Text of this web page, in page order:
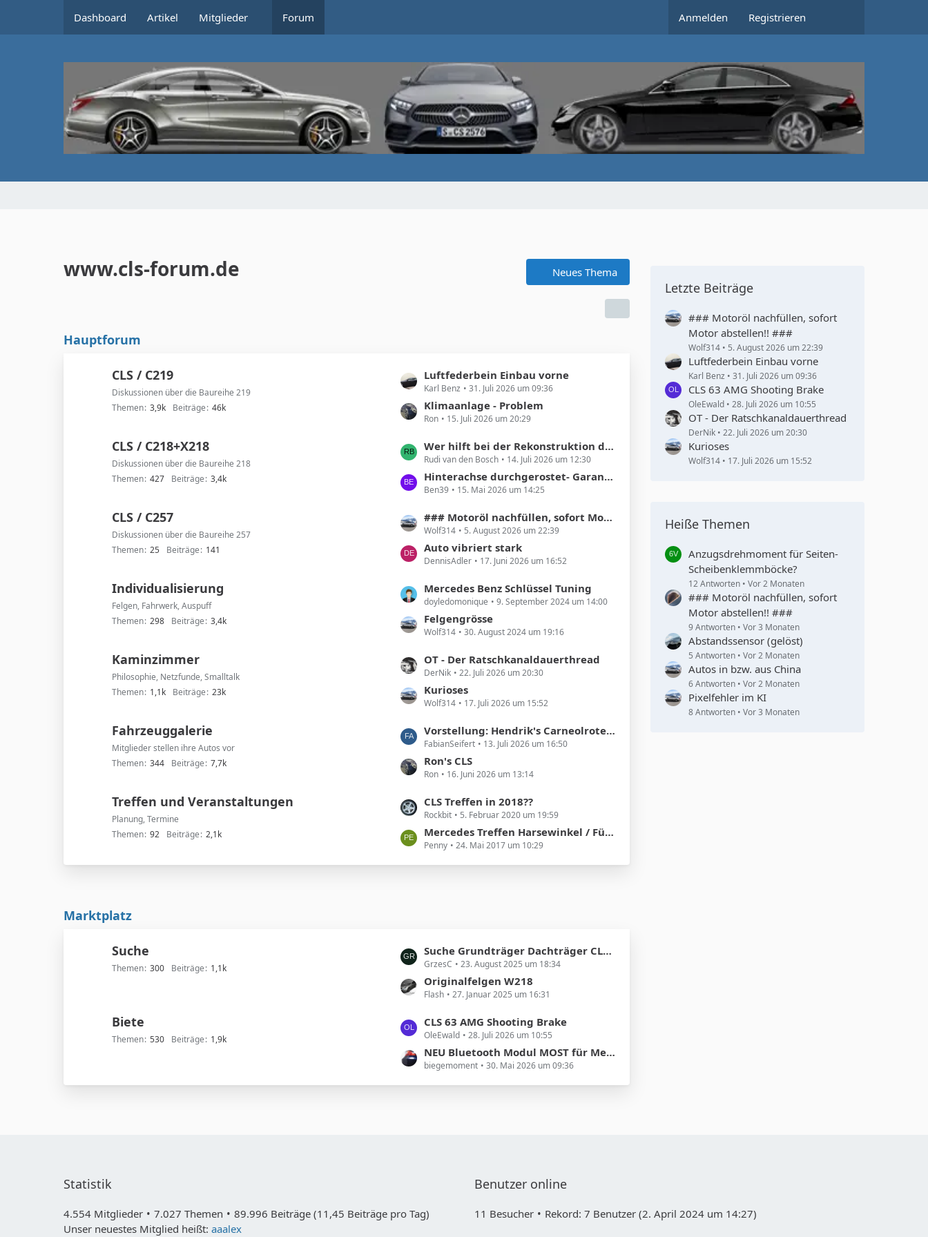
Dashboard Artikel Mitglieder Forum Anmelden Registrieren
www.cls-forum.de Neues Thema
Hauptforum
CLS / C219
Diskussionen über die Baureihe 219
Themen 3,9k Beiträge 46k
L
e
t
z
e
e
r
g
Luftfederbein Einbau vorne
Karl Benz 31. Juli 2026 um 09:36
Klimaanlage - Problem
Ron 15. Juli 2026 um 20:29
CLS / C218+X218
Diskussionen über die Baureihe 218
Themen 427 Beiträge 3,4k
L
e
t
z
e
e
r
g
Wer hilft bei der Rekonstruktion der Produktionszahlen des Mercedes X218 Shooting Brake?
Rudi van den Bosch 14. Juli 2026 um 12:30
Hinterachse durchgerostet- Garantie?
Ben39 15. Mai 2026 um 14:25
CLS / C257
Diskussionen über die Baureihe 257
Themen 25 Beiträge 141
L
e
t
z
e
e
r
g
### Motoröl nachfüllen, sofort Motor abstellen!! ###
Wolf314 5. August 2026 um 22:39
Auto vibriert stark
DennisAdler 17. Juni 2026 um 16:52
Individualisierung
Felgen, Fahrwerk, Auspuff
Themen 298 Beiträge 3,4k
L
e
t
z
e
e
r
g
Mercedes Benz Schlüssel Tuning
doyledomonique 9. September 2024 um 14:00
Felgengrösse
Wolf314 30. August 2024 um 19:16
Kaminzimmer
Philosophie, Netzfunde, Smalltalk
Themen 1,1k Beiträge 23k
L
e
t
z
e
e
r
g
OT - Der Ratschkanaldauerthread
DerNik 22. Juli 2026 um 20:30
Kurioses
Wolf314 17. Juli 2026 um 15:52
Fahrzeuggalerie
Mitglieder stellen ihre Autos vor
Themen 344 Beiträge 7,7k
L
e
t
z
e
e
t
Vorstellung: Hendrik's Carneolroter CLS 300
FabianSeifert 13. Juli 2026 um 16:50
Ron's CLS
Ron 16. Juni 2026 um 13:14
Treffen und Veranstaltungen
Planung, Termine
Themen 92 Beiträge 2,1k
L
e
t
z
t
r
ä
g
e
CLS Treffen in 2018??
Rockbit 5. Februar 2020 um 19:59
Mercedes Treffen Harsewinkel / Füchtorf am 01. Juli 2017 – 2. meet and greet a star
Penny 24. Mai 2017 um 10:29
Marktplatz
Suche
Themen 300 Beiträge 1,1k
L
e
t
z
e
e
t
Suche Grundträger Dachträger CLS Shooting Brake
GrzesC 23. August 2025 um 18:34
Originalfelgen W218
Flash 27. Januar 2025 um 16:31
Biete
Themen 530 Beiträge 1,9k
L
e
z
t
e
CLS 63 AMG Shooting Brake
OleEwald 28. Juli 2026 um 10:55
NEU Bluetooth Modul MOST für Mercedes COMAND NTG1 und 2
biegemoment 30. Mai 2026 um 09:36
Letzte Beiträge
### Motoröl nachfüllen, sofort
Motor abstellen!! ###
Wolf314 5. August 2026 um 22:39
Luftfederbein Einbau vorne
Karl Benz 31. Juli 2026 um 09:36
CLS 63 AMG Shooting Brake
OleEwald 28. Juli 2026 um 10:55
OT - Der Ratschkanaldauerthread
DerNik 22. Juli 2026 um 20:30
Kurioses
Wolf314 17. Juli 2026 um 15:52
Heiße Themen
Anzugsdrehmoment für Seiten-
Scheibenklemmböcke?
12 Antworten Vor 2 Monaten
### Motoröl nachfüllen, sofort
Motor abstellen!! ###
9 Antworten Vor 3 Monaten
Abstandssensor (gelöst)
5 Antworten Vor 2 Monaten
Autos in bzw. aus China
6 Antworten Vor 2 Monaten
Pixelfehler im KI
8 Antworten Vor 3 Monaten
Statistik
4.554 Mitglieder 7.027 Themen
89.996 Beiträge (11,45 Beiträge pro Tag)
Unser neuestes Mitglied heißt: aaalex
Benutzer online
11 Besucher Rekord: 7 Benutzer (2. April 2024 um 14:27)